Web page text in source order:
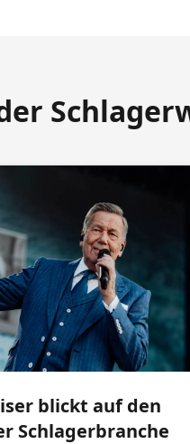
blickt auf den
Schlagerbranche